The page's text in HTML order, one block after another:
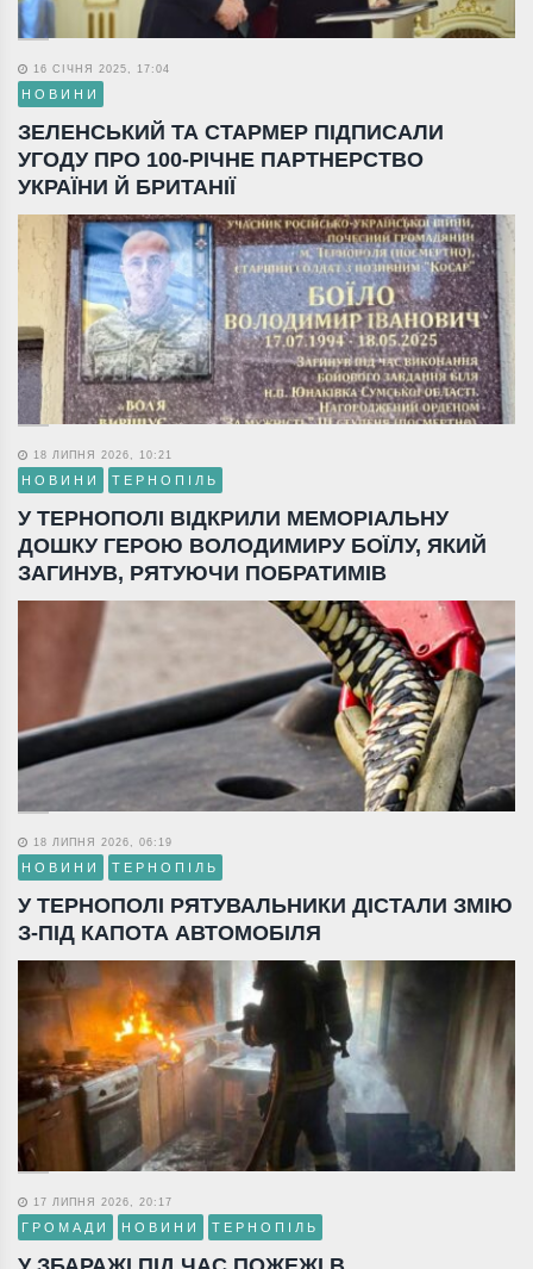
16 СІЧНЯ 2025, 17:04
НОВИНИ
ЗЕЛЕНСЬКИЙ ТА СТАРМЕР ПІДПИСАЛИ
УГОДУ ПРО 100-РІЧНЕ ПАРТНЕРСТВО
УКРАЇНИ Й БРИТАНІЇ
18 ЛИПНЯ 2026, 10:21
НОВИНИ ТЕРНОПІЛЬ
У ТЕРНОПОЛІ ВІДКРИЛИ МЕМОРІАЛЬНУ
ДОШКУ ГЕРОЮ ВОЛОДИМИРУ БОЇЛУ, ЯКИЙ
ЗАГИНУВ, РЯТУЮЧИ ПОБРАТИМІВ
18 ЛИПНЯ 2026, 06:19
НОВИНИ ТЕРНОПІЛЬ
У ТЕРНОПОЛІ РЯТУВАЛЬНИКИ ДІСТАЛИ ЗМІЮ
З-ПІД КАПОТА АВТОМОБІЛЯ
17 ЛИПНЯ 2026, 20:17
ГРОМАДИ НОВИНИ ТЕРНОПІЛЬ